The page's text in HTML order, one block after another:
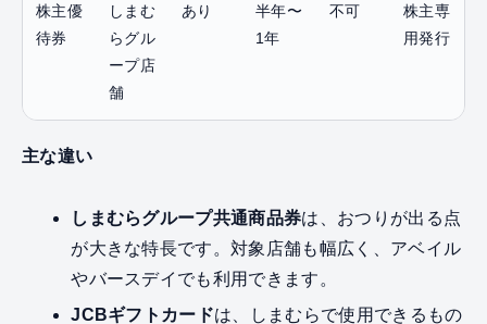
株主優
待券
しまむ
らグル
ープ店
舗
あり
半年〜
1年
不可
株主専
用発行
主な違い
しまむらグループ共通商品券は、おつりが出る点
が大きな特長です。対象店舗も幅広く、アベイル
やバースデイでも利用できます。
JCBギフトカードは、しまむらで使用できるもの